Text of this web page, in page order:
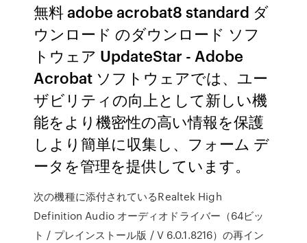
無料 adobe acrobat8 standard ダ
ウンロード のダウンロード ソフ
トウェア UpdateStar - Adobe
Acrobat ソフトウェアでは、ユー
ザビリティの向上として新しい機
能をより機密性の高い情報を保護
しより簡単に収集し、フォーム デ
ータを管理を提供しています。
次の機種に添付されているRealtek High
Definition Audio オーディオドライバー（64ビッ
ト / プレインストール版 / V 6.0.1.8216）の再イン